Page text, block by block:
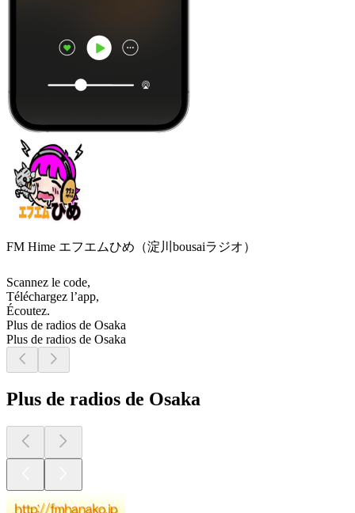
FM Hime エフエムひめ（淀川bousaiラジオ）
Scannez le code,
Téléchargez l’app,
Écoutez.
Plus de radios de Osaka
Plus de radios de Osaka
Plus de radios de Osaka